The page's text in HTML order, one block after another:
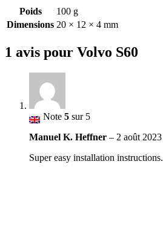
Poids
100 g
Dimensions 20 × 12 × 4 mm
1 avis pour Volvo S60
Note 5 sur 5
Manuel K. Heffner – 2 août 2023
Super easy installation instructions.